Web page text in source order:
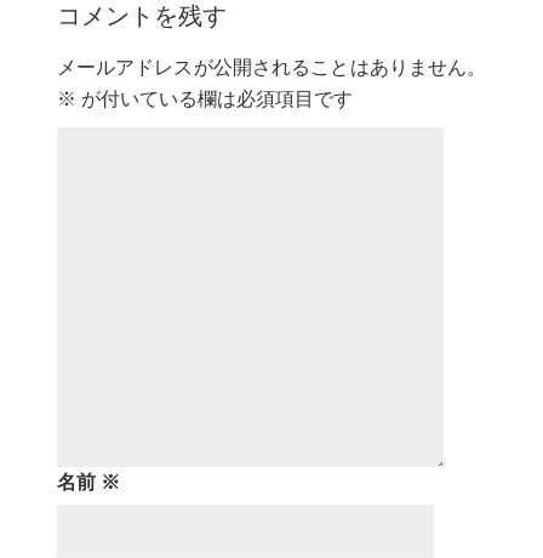
コメントを残す
メールアドレスが公開されることはありません。
※ が付いている欄は必須項目です
名前 ※